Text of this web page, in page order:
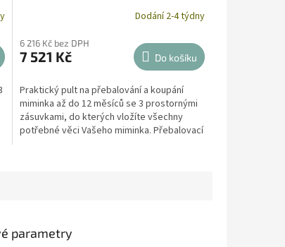
Dodání 2-4 týdny
6 216 Kč bez DPH
7 521 Kč Do košíku
Praktický pult na přebalování a koupání
miminka až do 12 měsíců se 3 prostornými
zásuvkami, do kterých vložíte všechny
potřebné věci Vašeho miminka. Přebalovací
parametry